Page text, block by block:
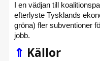
I en vädjan till
efterlyste Tysklands
gröna) fler subventioner
jobb.
⇑ Källor